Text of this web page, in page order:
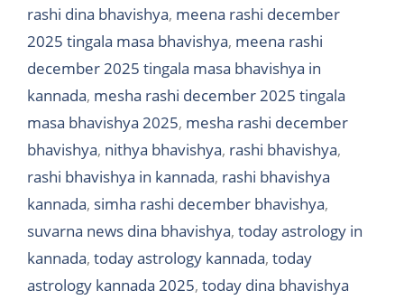
rashi dina bhavishya, meena rashi december
2025 tingala masa bhavishya, meena rashi
december 2025 tingala masa bhavishya in
kannada, mesha rashi december 2025 tingala
masa bhavishya 2025, mesha rashi december
bhavishya, nithya bhavishya, rashi bhavishya,
rashi bhavishya in kannada, rashi bhavishya
kannada, simha rashi december bhavishya,
suvarna news dina bhavishya, today astrology in
kannada, today astrology kannada, today
astrology kannada 2025, today dina bhavishya